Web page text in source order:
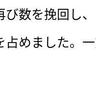
び数を挽回し
占めました。